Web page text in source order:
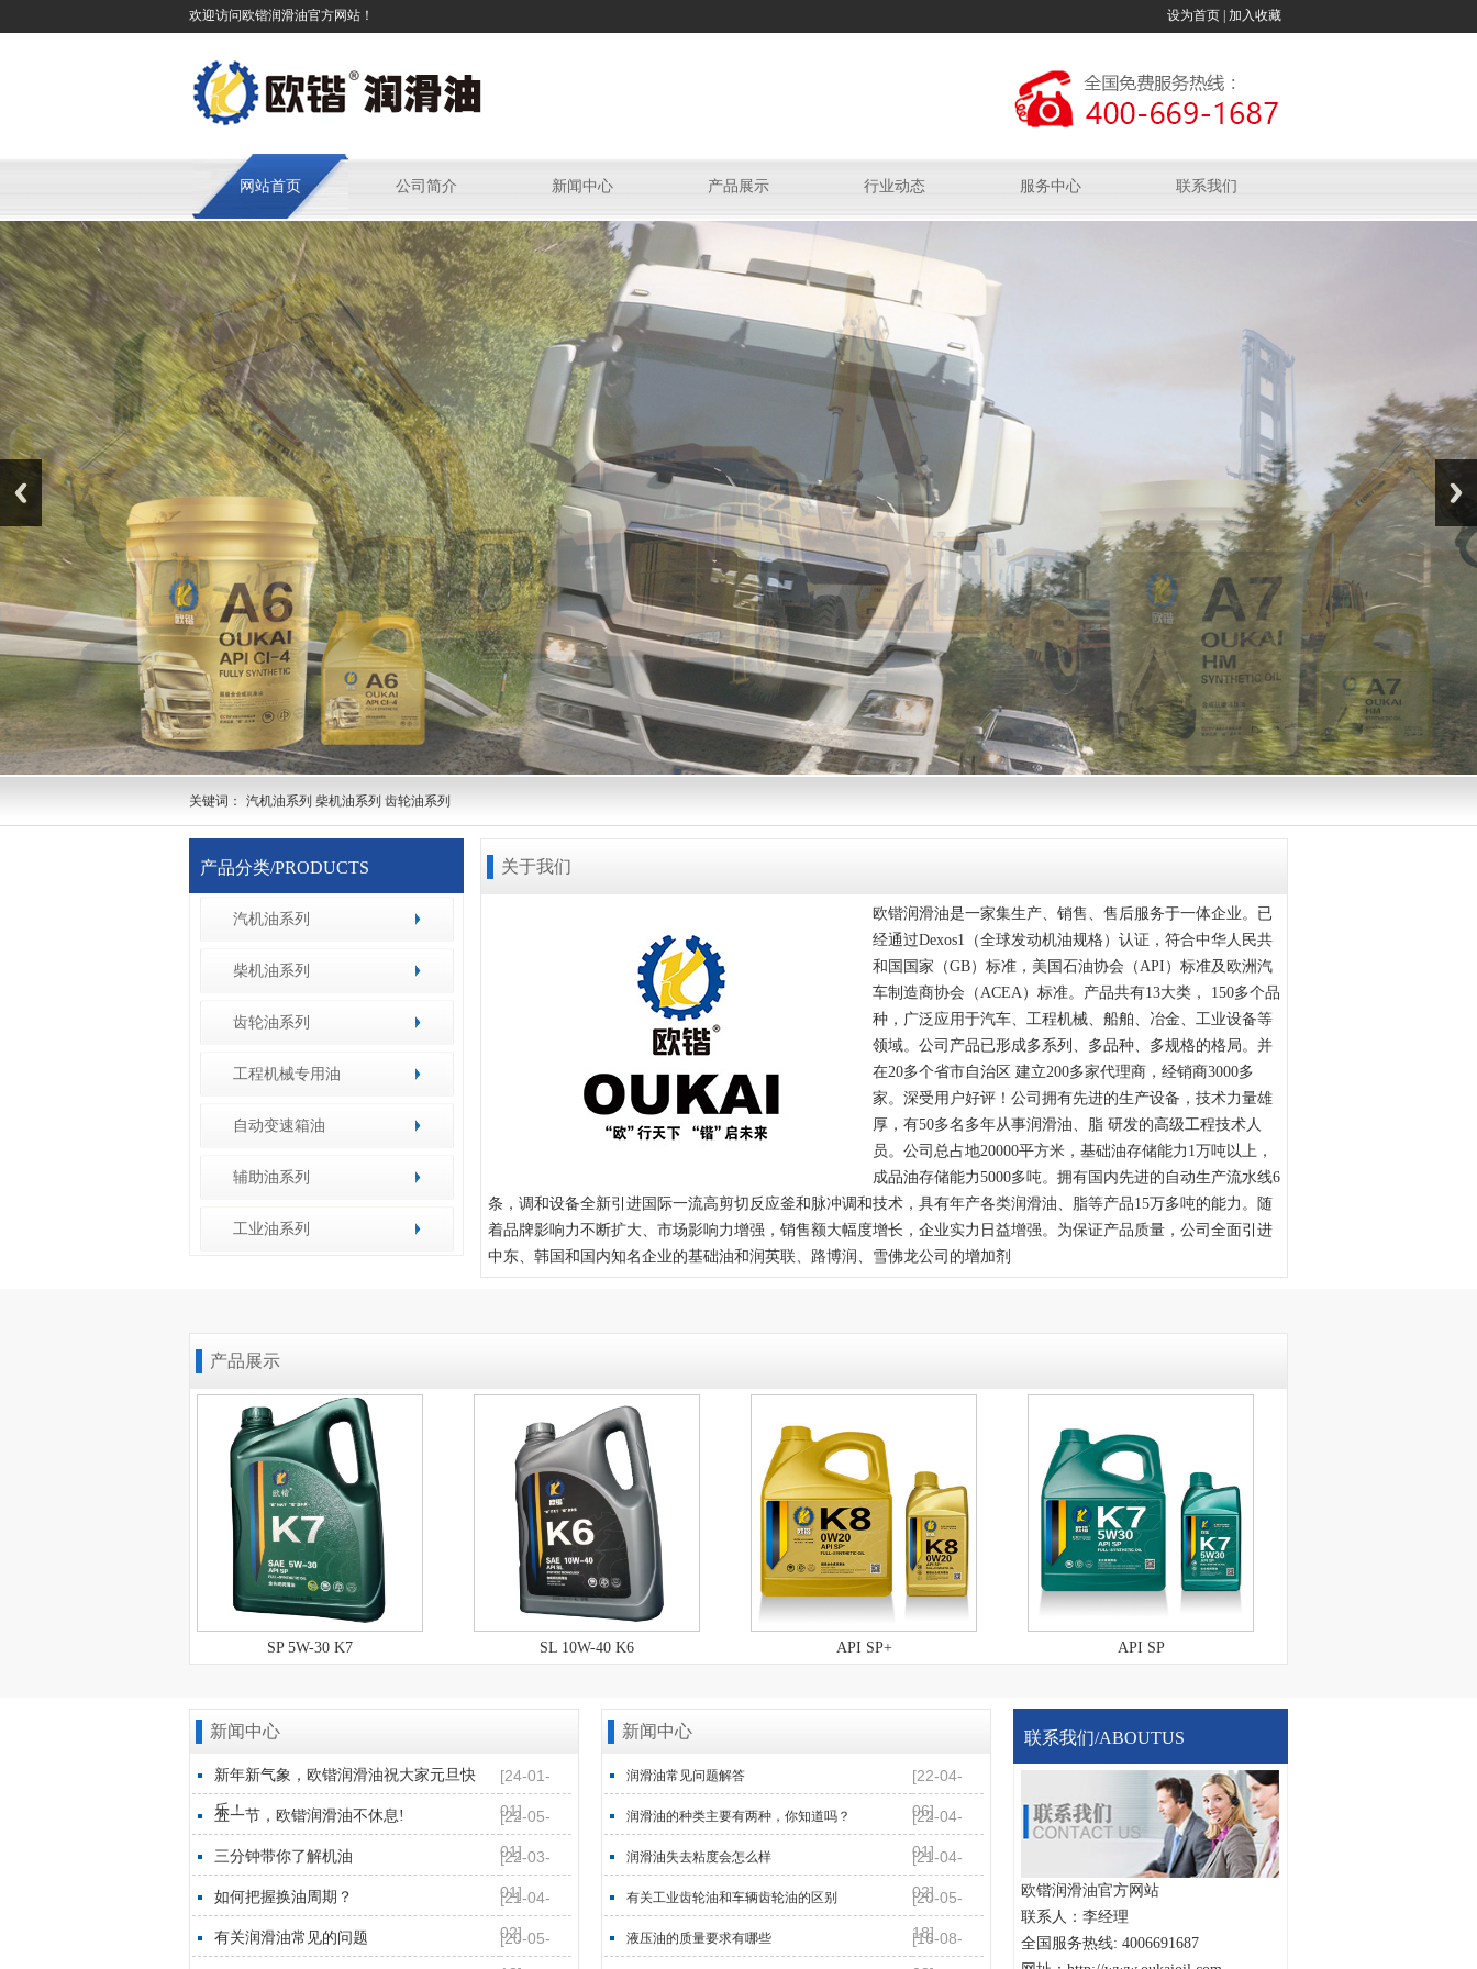
欢迎访问欧锴润滑油官方网站！ 设为首页 加入收藏
网站首页 公司简介 新闻中心 产品展示 行业动态 服务中心 联系我们
关键词： 汽机油系列 柴机油系列 齿轮油系列
产品分类/PRODUCTS
汽机油系列
柴机油系列
齿轮油系列
工程机械专用油
自动变速箱油
辅助油系列
工业油系列
关于我们
欧锴润滑油是一家集生产、销售、售后服务于一体企业。已
经通过Dexos1（全球发动机油规格）认证，符合中华人民共
和国国家（GB）标准，美国石油协会（API）标准及欧洲汽
车制造商协会（ACEA）标准。产品共有13大类， 150多个品
种，广泛应用于汽车、工程机械、船舶、冶金、工业设备等
领域。公司产品已形成多系列、多品种、多规格的格局。并
在20多个省市自治区 建立200多家代理商，经销商3000多
家。深受用户好评！公司拥有先进的生产设备，技术力量雄
厚，有50多名多年从事润滑油、脂 研发的高级工程技术人
员。公司总占地20000平方米，基础油存储能力1万吨以上，
成品油存储能力5000多吨。拥有国内先进的自动生产流水线6
条，调和设备全新引进国际一流高剪切反应釜和脉冲调和技术，具有年产各类润滑油、脂等产品15万多吨的能力。随
着品牌影响力不断扩大、市场影响力增强，销售额大幅度增长，企业实力日益增强。为保证产品质量，公司全面引进
中东、韩国和国内知名企业的基础油和润英联、路博润、雪佛龙公司的增加剂
产品展示
SP 5W-30 K7 SL 10W-40 K6 API SP+ API SP
新闻中心
新年新气象，欧锴润滑油祝大家元旦快
乐！
[24-01-
01]
五一节，欧锴润滑油不休息!
[22-05-
01]
三分钟带你了解机油
[22-03-
01]
如何把握换油周期？
[21-04-
02]
有关润滑油常见的问题
[20-05-
新闻中心
润滑油常见问题解答
[22-04-
06]
润滑油的种类主要有两种，你知道吗？
[22-04-
01]
润滑油失去粘度会怎么样
[21-04-
02]
有关工业齿轮油和车辆齿轮油的区别
[20-05-
18]
液压油的质量要求有哪些
[16-08-
联系我们/ABOUTUS
欧锴润滑油官方网站
联系人：李经理
全国服务热线: 4006691687